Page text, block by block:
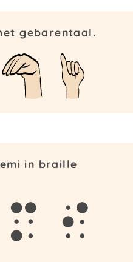
gebarentaal.
in braille
m i